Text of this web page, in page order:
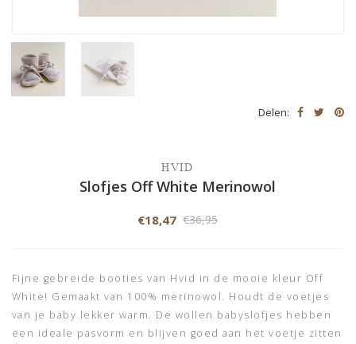
Delen:
HVID
Slofjes Off White Merinowol
€18,47 €36,95
Fijne gebreide booties van Hvid in de mooie kleur Off
White! Gemaakt van 100% merinowol. Houdt de voetjes
van je baby lekker warm. De wollen babyslofjes hebben
een ideale pasvorm en blijven goed aan het voetje zitten